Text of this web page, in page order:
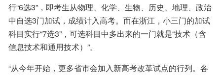
行“6选3”，即考生从物理、化学、生物、历史、地理、政治
中自选3门加试，成绩计入高考。而在浙江，小三门的加试
科目实行“7选3”，可选科目中多出来的一门就是“技术（含
信息技术和通用技术）”。
“从今年开始，更多省市会加入新高考改革试点的行列。各